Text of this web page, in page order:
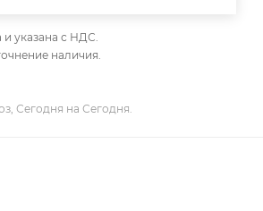
и указана с НДС.
наличия.
Сегодня на Сегодня.